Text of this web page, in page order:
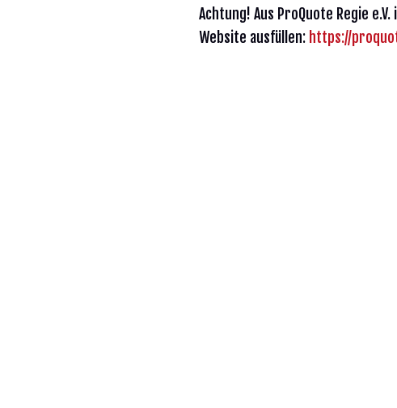
Achtung! Aus ProQuote Regie
Website ausfüllen: https://